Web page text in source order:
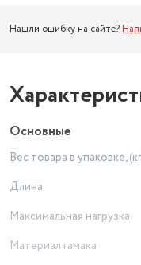
Нашли ошибку на сайте?
Основные
Вес товара в упаковке,
Длина
Максимальная нагрузка
Материал гамака